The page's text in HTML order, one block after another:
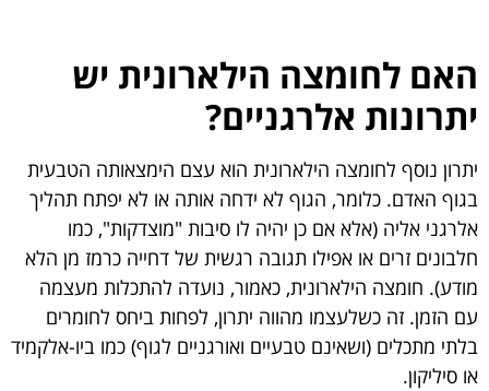
האם לחומצה הילארונית יש
יתרונות אלרגניים?
יתרון נוסף לחומצה הילארונית הוא עצם הימצאותה הטבעית
בגוף האדם. כלומר, הגוף לא ידחה אותה או לא יפתח תהליך
אלרגני אליה (אלא אם כן יהיה לו סיבות "מוצדקות", כמו
חלבונים זרים או אפילו תגובה רגשית של דחייה כרמז מן הלא
מודע). חומצה הילארונית, כאמור, נועדה להתכלות מעצמה
עם הזמן. זה כשלעצמו מהווה יתרון, לפחות ביחס לחומרים
בלתי מתכלים (ושאינם טבעיים ואורגניים לגוף) כמו ביו-אלקמיד
או סיליקון.